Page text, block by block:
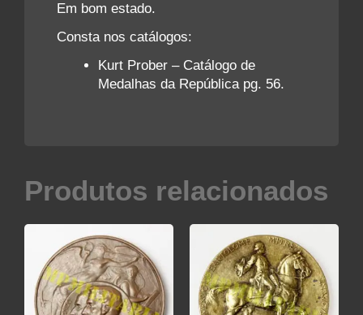
Em bom estado.
Consta nos catálogos:
Kurt Prober – Catálogo de
Medalhas da República pg. 56.
Produtos relacionados